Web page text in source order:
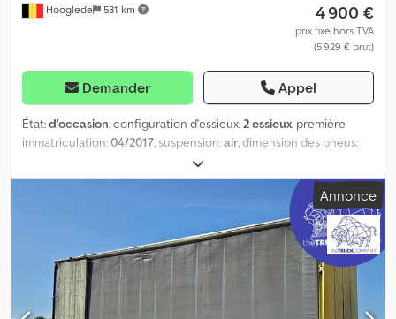
Hooglede 531 km 4 900 €
prix fixe hors TVA
(5 929 € brut)
Demander Appel
État:d'occasion, configuration d'essieux:2 essieux, première
immatriculation:04/2017, suspension:air, dimension des pneus:
, Année de construction:
Configuration des essieux Dimension des pneus : 255/60R19.5
Marque des essieux : SAF Freins : freins à disque Suspension :
suspension pneumatique Essieu arrière 1 : double monte ; profil
pneu gauche intérieur : 6 mm ; profil pneu gauche extérieur : 5
mm ; profil pneu droit intérieur : 5 mm ; profil pneu droit extérieur :
5 mm Essieu arrière 2 : double monte ; profil pneu gauche
intérieur : 6 mm ; profil pneu gauche extérieur : 5 mm ; profil pneu
droit intérieur : 5 mm ; profil pneu droit extérieur : 6 mm Poids
Annonce